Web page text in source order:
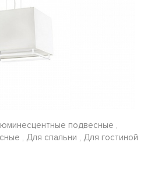
подвесные ,
, Для спальни , Для гостиной